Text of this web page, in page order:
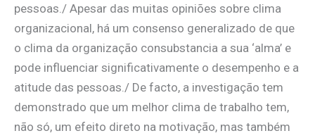
pessoas./ Apesar das muitas opiniões sobre clima
organizacional, há um consenso generalizado de que
o clima da organização consubstancia a sua ‘alma’ e
pode influenciar significativamente o desempenho e a
atitude das pessoas./ De facto, a investigação tem
demonstrado que um melhor clima de trabalho tem,
não só, um efeito direto na motivação, mas também